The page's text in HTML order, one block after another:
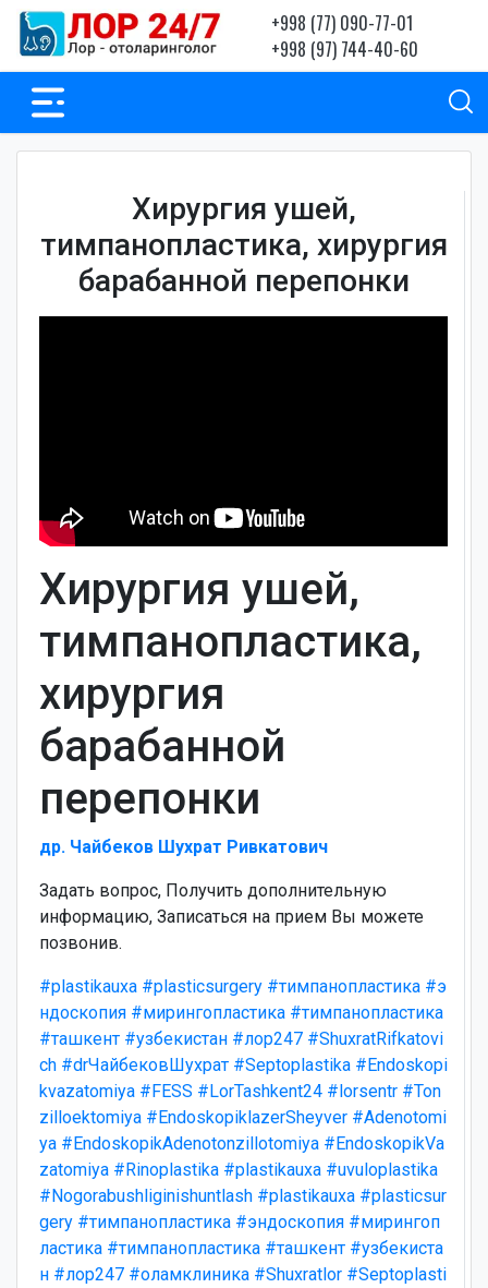
+998 (77) 090-77-01
+998 (97) 744-40-60
Хирургия ушей,
тимпанопластика, хирургия
барабанной перепонки
Хирургия ушей,
тимпанопластика,
хирургия
барабанной
перепонки
др. Чайбеков Шухрат Ривкатович
Задать вопрос, Получить дополнительную
информацию, Записаться на прием Вы можете
позвонив.
#plastikauxa #plasticsurgery #тимпанопластика #э
ндоскопия #мирингопластика #тимпанопластика
#ташкент #узбекистан #лор247 #ShuxratRifkatovi
ch #drЧайбековШухрат #Septoplastika #Endoskopi
kvazatomiya #FESS #LorTashkent24 #lorsentr #Ton
zilloektomiya #EndoskopiklazerSheyver #Adenotomi
ya #EndoskopikAdenotonzillotomiya #EndoskopikVa
zatomiya #Rinoplastika #plastikauxa #uvuloplastika
#Nogorabushliginishuntlash #plastikauxa #plasticsur
gery #тимпанопластика #эндоскопия #мирингоп
ластика #тимпанопластика #ташкент #узбекиста
н #лор247 #оламклиника #Shuxratlor #Septoplasti